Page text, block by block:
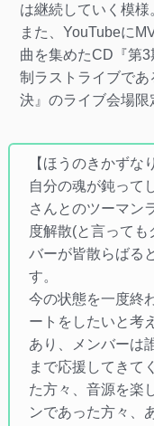
は継続していく模様
また、YouTubeに
曲を集めたCD『第
制ラストライブで
決』のライブ会場限
【ほうのきかずな
自分の魂が鈍って
さんとのツーマン
度解散(と言って
バーが皆散らばる
す。
今の状態を一度終
ートをしたいと考
あり、メンバーは
まで応援してきて
た方々、音源を楽
ンであった方々、